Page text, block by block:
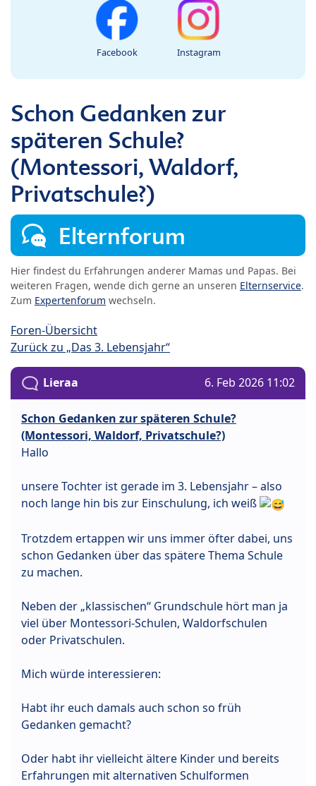
Facebook Instagram
Schon Gedanken zur
späteren Schule?
(Montessori, Waldorf,
Privatschule?)
Elternforum
Hier findest du Erfahrungen anderer Mamas und Papas. Bei
weiteren Fragen, wende dich gerne an unseren Elternservice.
Zum Expertenforum wechseln.
Foren-Übersicht
Zurück zu „Das 3. Lebensjahr“
Lieraa 6. Feb 2026 11:02
Schon Gedanken zur späteren Schule?
(Montessori, Waldorf, Privatschule?)
Hallo
unsere Tochter ist gerade im 3. Lebensjahr – also
noch lange hin bis zur Einschulung, ich weiß
Trotzdem ertappen wir uns immer öfter dabei, uns
schon Gedanken über das spätere Thema Schule
zu machen.
Neben der „klassischen“ Grundschule hört man ja
viel über Montessori-Schulen, Waldorfschulen
oder Privatschulen.
Mich würde interessieren:
Habt ihr euch damals auch schon so früh
Gedanken gemacht?
Oder habt ihr vielleicht ältere Kinder und bereits
Erfahrungen mit alternativen Schulformen